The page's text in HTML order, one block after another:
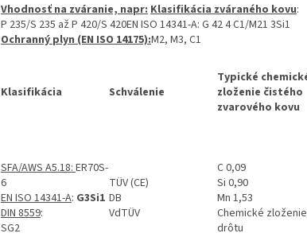
Vhodnosť na zváranie, napr: Klasifikácia zváraného kovu:
P 235/S 235 až P 420/S 420EN ISO 14341-A: G 42 4 C1/M21 3Si1
Ochranný plyn (EN ISO 14175):M2, M3, C1
Klasifikácia Schválenie
Typické
zloženie čistého
zvarového kovu
SFA/AWS A5.18: ER70S-
6
EN ISO 14341-A: G3Si1
DIN 8559:
SG2
TÜV (CE)
DB
VdTÜV
C 0,09
Si 0,90
Mn 1,53
Chemické zloženie
drôtu